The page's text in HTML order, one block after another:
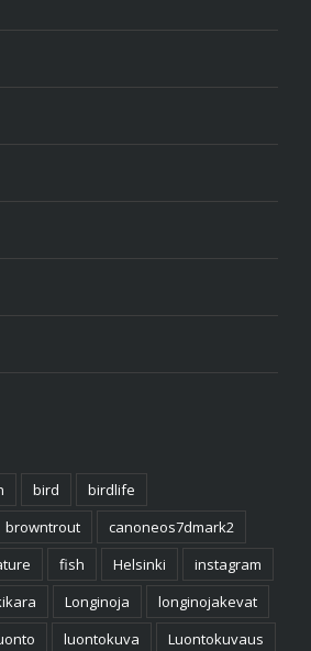
bird
birdlife
browntrout
canoneos7dmark2
fish Helsinki
instagram
Longinoja
longinojakevat
luontokuva
Luontokuvaus